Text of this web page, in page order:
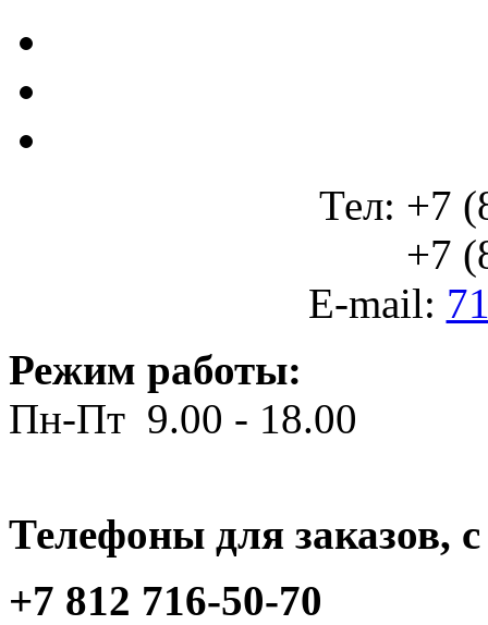
Тел: +7
+7
E-mail:
Режим работы:
Пн-Пт 9.00 - 18.00
Телефоны для заказов,
+7 812 716-50-70